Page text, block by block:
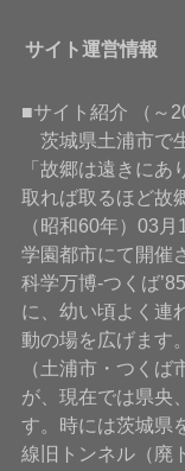
サイト運営情報
■サイト紹介 （～
茨城県土浦市で
「故郷は遠きに
取れば取るほど故
（昭和60年）03
学園都市にて開催
科学万博-つくば
に、幼い頃よく連
動の場を広げます
（土浦市・つく
が、現在では県央
す。時には茨城県
線旧トンネル（廃